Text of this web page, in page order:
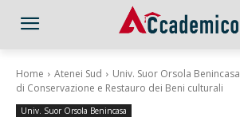
Home Atenei Sud Univ. Suor Orsola Benincasa
di Conservazione e Restauro dei Beni culturali
Univ. Suor Orsola Benincasa